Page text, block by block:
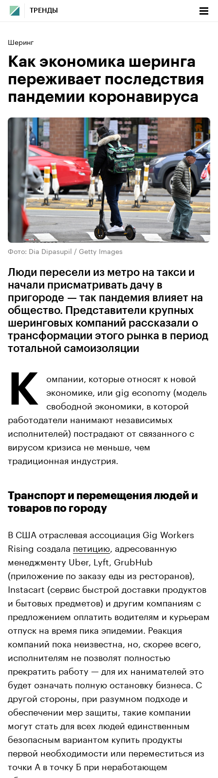
ТРЕНДЫ
Шеринг
Как экономика шеринга
переживает последствия
пандемии коронавируса
Фото: Dia Dipasupil / Getty Images
Люди пересели из метро на такси и
начали присматривать дачу в
пригороде — так пандемия влияет на
общество. Представители крупных
шеринговых компаний рассказали о
трансформации этого рынка в период
тотальной самоизоляции
К
омпании, которые относят к новой
экономике, или gig economy (модель
свободной экономики, в которой
работодатели нанимают независимых
исполнителей) пострадают от связанного с
вирусом кризиса не меньше, чем
традиционная индустрия.
Транспорт и перемещения людей и
товаров по городу
В США отраслевая ассоциация Gig Workers
Rising создала петицию , адресованную
менеджменту Uber, Lyft, GrubHub
(приложение по заказу еды из ресторанов),
Instacart (сервис быстрой доставки продуктов
и бытовых предметов) и другим компаниям с
предложением оплатить водителям и курьерам
отпуск на время пика эпидемии. Реакция
компаний пока неизвестна, но, скорее всего,
исполнителям не позволят полностью
прекратить работу — для их нанимателей это
будет означать полную остановку бизнеса. С
другой стороны, при разумном подходе и
обеспечении мер защиты, такие компании
могут стать для всех людей единственным
безопасным вариантом купить продукты
первой необходимости или переместиться из
точки А в точку Б при неработающем